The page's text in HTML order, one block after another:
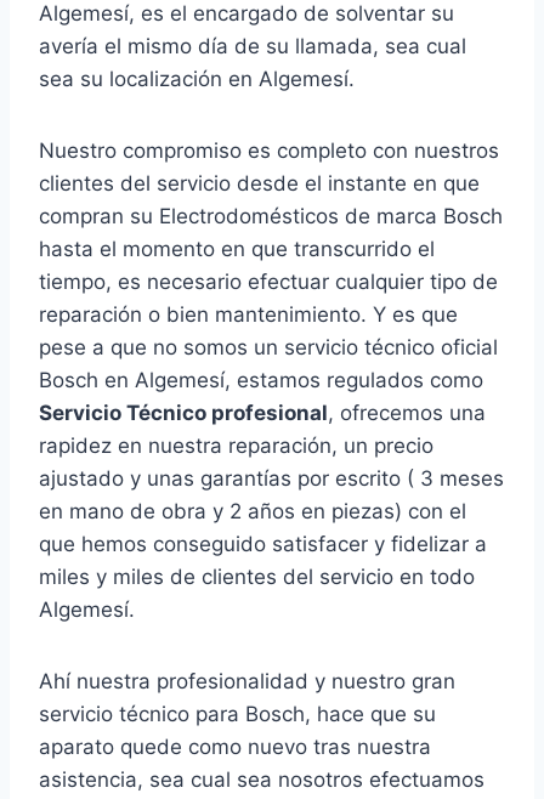
Algemesí, es el encargado de solventar su
avería el mismo día de su llamada, sea cual
sea su localización en Algemesí.
Nuestro compromiso es completo con nuestros
clientes del servicio desde el instante en que
compran su Electrodomésticos de marca Bosch
hasta el momento en que transcurrido el
tiempo, es necesario efectuar cualquier tipo de
reparación o bien mantenimiento. Y es que
pese a que no somos un servicio técnico oficial
Bosch en Algemesí, estamos regulados como
Servicio Técnico profesional, ofrecemos una
rapidez en nuestra reparación, un precio
ajustado y unas garantías por escrito ( 3 meses
en mano de obra y 2 años en piezas) con el
que hemos conseguido satisfacer y fidelizar a
miles y miles de clientes del servicio en todo
Algemesí.
Ahí nuestra profesionalidad y nuestro gran
servicio técnico para Bosch, hace que su
aparato quede como nuevo tras nuestra
asistencia, sea cual sea nosotros efectuamos